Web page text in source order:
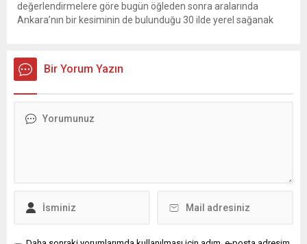
değerlendirmelere göre bugün öğleden sonra aralarında
Ankara’nın bir kesiminin de bulunduğu 30 ilde yerel sağanak
üzerine çıkarak yaz değerlerine ulaşacak. Ayrıca...
Bir Yorum Yazın